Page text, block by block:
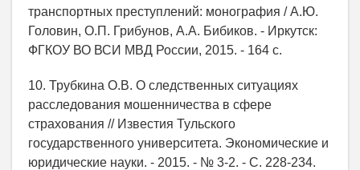
транспортных преступлений: монография / А.Ю.
Головин, О.П. Грибунов, А.А. Бибиков. - Иркутск:
ФГКОУ ВО ВСИ МВД России, 2015. - 164 с.
10. Трубкина О.В. О следственных ситуациях
расследования мошенничества в сфере
страхования // Известия Тульского
государственного университета. Экономические и
юридические науки. - 2015. - № 3-2. - С. 228-234.